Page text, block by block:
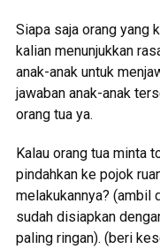
Siapa saja orang yang
kalian menunjukkan
anak-anak untuk
jawaban anak-anak
orang tua ya.
Kalau orang tua minta
pindahkan ke pojok
melakukannya? (ambil
sudah disiapkan
paling ringan). (beri